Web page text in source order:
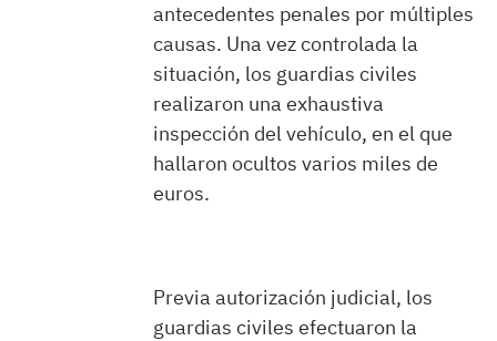
antecedentes penales por múltiples
causas. Una vez controlada la
situación, los guardias civiles
realizaron una exhaustiva
inspección del vehículo, en el que
hallaron ocultos varios miles de
euros.
Previa autorización judicial, los
guardias civiles efectuaron la